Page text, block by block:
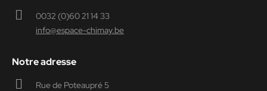
0032 (0)60 21 14 33
info@espace-chimay.be
Notre adresse
Rue de Poteaupré 5